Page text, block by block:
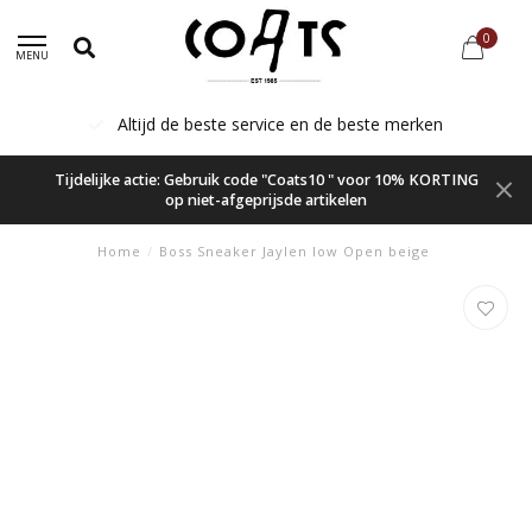
MENU
0
Altijd de beste service en de beste merken
Tijdelijke actie: Gebruik code "Coats10 " voor 10% KORTING
op niet-afgeprijsde artikelen
Home / Boss Sneaker Jaylen low Open beige